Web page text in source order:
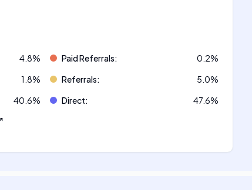
4.8% Paid Referrals: 0.2%
1.8% Referrals: 5.0%
40.6% Direct: 47.6%